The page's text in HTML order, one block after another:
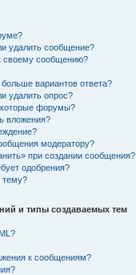
удалить сообщение?
своему сообщению?
вариантов ответа?
удалить опрос?
форумы?
вложения?
модератору?
при создании сообщения?
одобрения?
тему?
и типы создаваемых тем
к сообщениям?